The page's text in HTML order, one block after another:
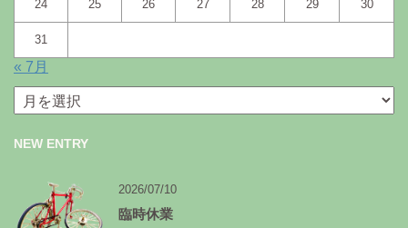
24 25 26 27 28 29 30
31
« 7月
月
別
ー
ブ
NEW ENTRY
2026/07/10
臨時休業